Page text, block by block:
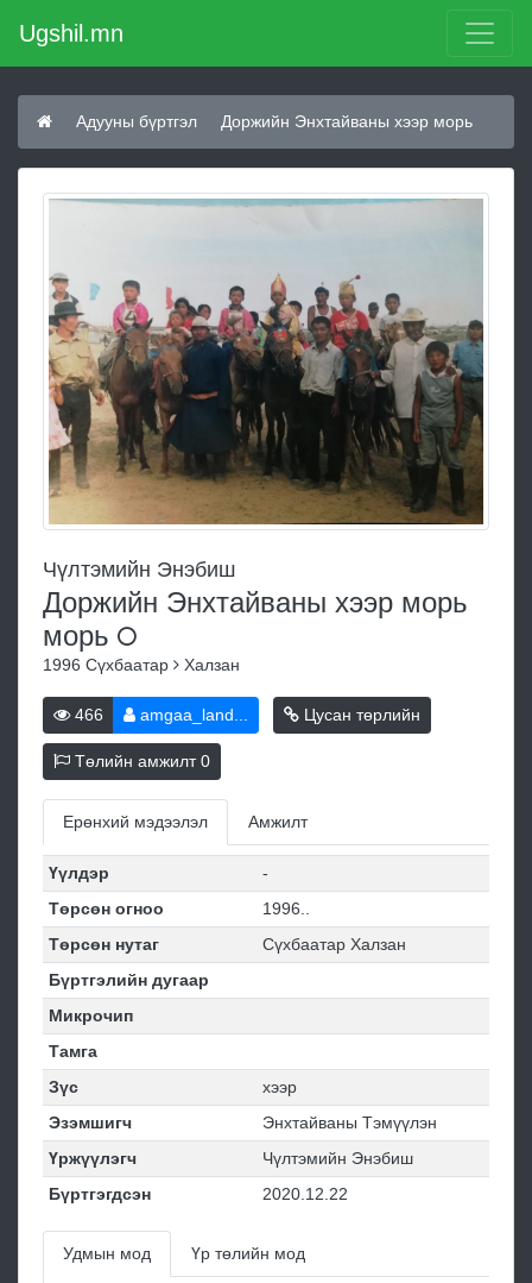
Ugshil.mn
Адууны бүртгэл Доржийн Энхтайваны хээр морь
Чүлтэмийн Энэбиш
Доржийн Энхтайваны хээр морь
морь
1996 Сүхбаатар Халзан
466 amgaa_land... Цусан төрлийн
Төлийн амжилт0
Ерөнхий мэдээлэл Амжилт
Үүлдэр
-
Төрсөн огноо
1996..
Төрсөн нутаг
Сүхбаатар Халзан
Бүртгэлийн дугаар
Микрочип
Тамга
Зүс
хээр
Эзэмшигч
Энхтайваны Тэмүүлэн
Үржүүлэгч
Чүлтэмийн Энэбиш
Бүртгэгдсэн
2020.12.22
Удмын мод Үр төлийн мод